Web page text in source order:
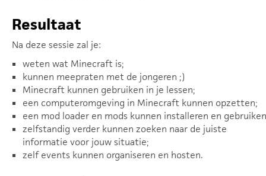
Resultaat
Na deze sessie zal je:
weten wat Minecraft is;
kunnen meepraten met de jongeren ;)
Minecraft kunnen gebruiken in je lessen;
een computeromgeving in Minecraft kunnen opzetten;
een mod loader en mods kunnen installeren en
zelfstandig verder kunnen zoeken naar de juiste
informatie voor jouw situatie;
zelf events kunnen organiseren en hosten.